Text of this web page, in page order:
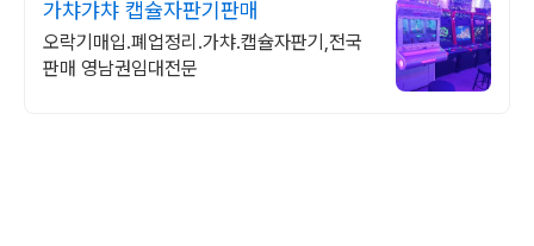
가챠갸챠 캡슐자판기판매
오락기매입.폐업정리.가챠.캡슐자판기,전국
판매 영남권임대전문